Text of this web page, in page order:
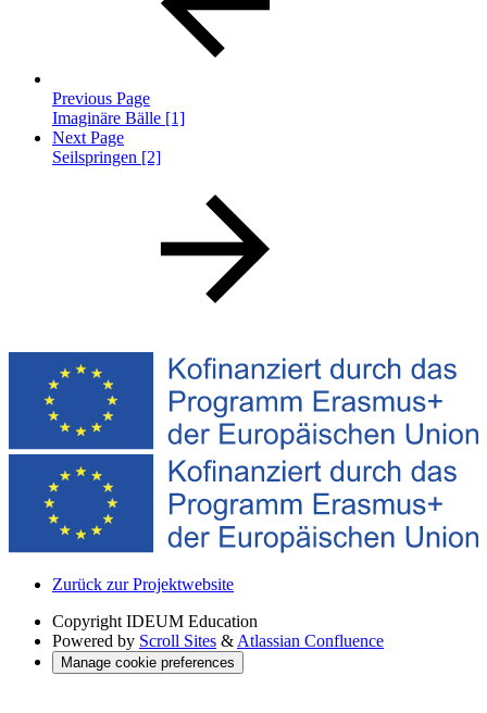
Previous Page
Imaginäre Bälle [1]
Next Page
Seilspringen [2]
Zurück zur Projektwebsite
Copyright IDEUM Education
Powered by Scroll Sites & Atlassian Confluence
Manage cookie preferences